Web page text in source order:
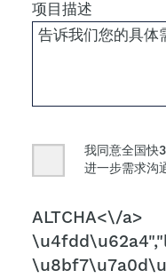
项目描述
Consent
我同意全国快
进一步需求沟
CAPTCHA
ALTCHA<\/a>